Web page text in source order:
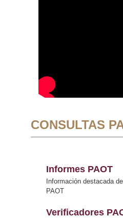
CONSULTAS
Informes PAOT
Información destacada
PAOT
Verificadores